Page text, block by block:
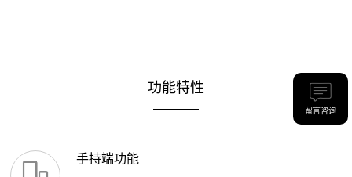
功能特性
手持端功能
留言咨询